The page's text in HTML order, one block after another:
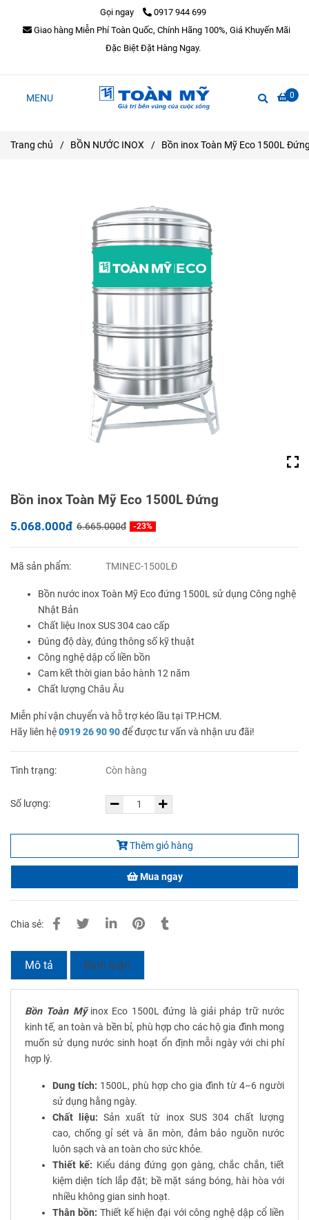
Gọi ngay
0917 944 699
Giao hàng Miễn Phí Toàn Quốc, Chính Hãng 100%, Giá Khuyến Mãi
Đặc Biệt Đặt Hàng Ngay.
0
MENU
Trang chủ / BỒN NƯỚC INOX / Bồn inox Toàn Mỹ Eco 1500L
Bồn inox Toàn Mỹ Eco 1500L Đứng
5.068.000đ 6.665.000đ -23%
Mã sản phẩm: TMINEC-1500LĐ
Bồn nước inox Toàn Mỹ Eco đứng 1500L sử dụng Công nghệ
Nhật Bản
Chất liệu Inox SUS 304 cao cấp
Đúng độ dày, đúng thông số kỹ thuật
Công nghệ dập cổ liền bồn
Cam kết thời gian bảo hành 12 năm
Chất lượng Châu Âu
Miễn phí vận chuyển và hỗ trợ kéo lầu tại TP.HCM.
Hãy liên hệ0919 26 90 90để được tư vấn và nhận ưu đãi!
Tình trạng: Còn hàng
Số lượng:
Thêm giỏ hàng
Mua ngay
Chia sẻ:
Mô tả Bình luận
Bồn Toàn Mỹinox Eco 1500L đứng là giải pháp trữ nước
kinh tế, an toàn và bền bỉ, phù hợp cho các hộ gia đình mong
muốn sử dụng nước sinh hoạt ổn định mỗi ngày với chi phí
hợp lý.
Dung tích: 1500L, phù hợp cho gia đình từ 4–6 người
sử dụng hằng ngày.
Chất liệu: Sản xuất từ inox SUS 304 chất lượng
cao, chống gỉ sét và ăn mòn, đảm bảo nguồn nước
luôn sạch và an toàn cho sức khỏe.
Thiết kế: Kiểu dáng đứng gọn gàng, chắc chắn, tiết
kiệm diện tích lắp đặt; bề mặt sáng bóng, hài hòa với
nhiều không gian sinh hoạt.
Thân bồn:Thiết kế hiện đại với công nghệ dập cổ liền